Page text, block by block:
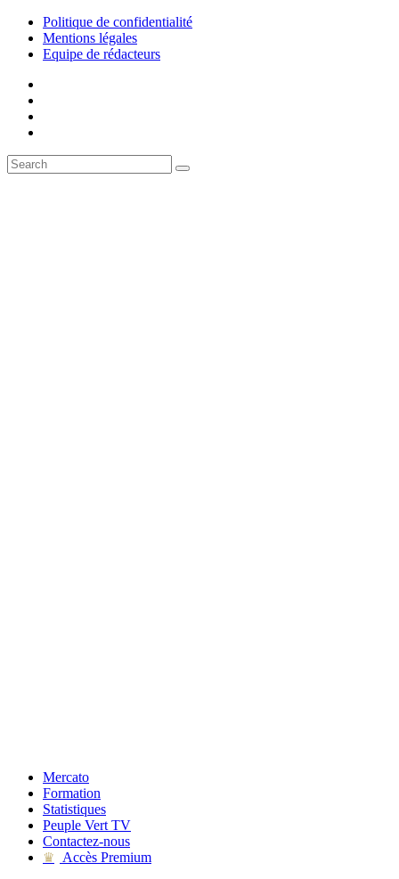
Politique de confidentialité
Mentions légales
Equipe de rédacteurs
Mercato
Formation
Statistiques
Peuple Vert TV
Contactez-nous
♛
Accès Premium